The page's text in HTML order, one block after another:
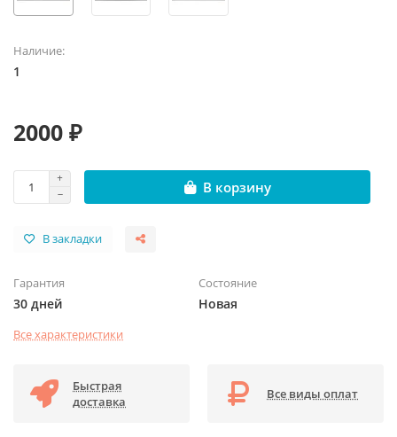
Наличие:
1
2000 ₽
В корзину
В закладки
Гарантия
30 дней
Состояние
Новая
Все характеристики
Быстрая
доставка
Все виды оплат